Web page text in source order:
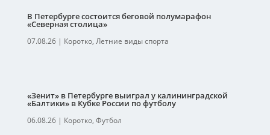
В Петербурге состоится беговой полумарафон
«Северная столица»
07.08.26| Коротко, Летние виды спорта
«Зенит» в Петербурге выиграл у калининградской
«Балтики» в Кубке России по футболу
06.08.26| Коротко, Футбол